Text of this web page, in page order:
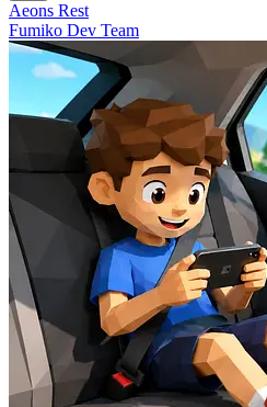
Aeons Rest
Fumiko Dev Team